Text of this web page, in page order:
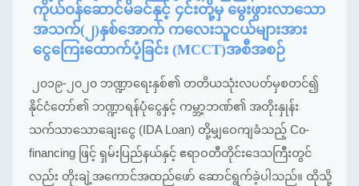
ကိုယ်ဝန်ဆောင်မိခင်နှင့် ၄င်းတို့မှ မွေးဖွားလာသော
အသက်(၂)နှစ်အောက် ကလေးသူငယ်များအား
ငွေကြေးထောက်ပံ့ခြင်း (MCCT)အစီအစဉ်
၂၀၁၉-၂၀၂၀ ဘဏ္ဍာရေးနှစ်၏ တတိယသုံးလပတ်မှစတင်၍
နိုင်ငံတော်၏ ဘဏ္ဍာရန်ပုံငွေနှင့် ကမ္ဘာ့ဘဏ်၏ အတိုးနှုန်း
သက်သာသောချေးငွေ (IDA Loan) တို့မျှဝေကျခံသည့် Co-
financing ဖြင့် ရှမ်းပြည်နယ်နှင့် ဧရာဝတီတိုင်းဒေသကြီးတွင်
လည်း တိုးချဲ့အကောင်အထည်ဖော် ဆောင်ရွက်ခဲ့ပါသည်။ ထိုသို့